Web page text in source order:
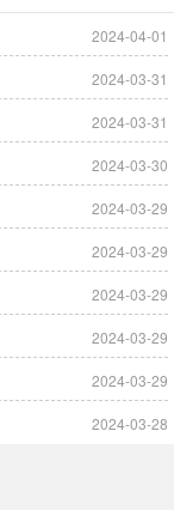
2024-04-01
2024-03-31
2024-03-31
2024-03-30
2024-03-29
2024-03-29
2024-03-29
2024-03-29
2024-03-29
2024-03-28